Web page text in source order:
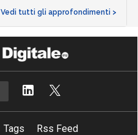
Vedi tutti gli approfondimenti >
Tags
Rss Feed